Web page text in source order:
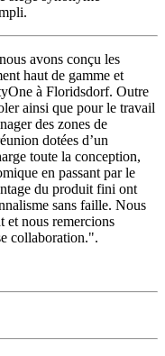
avons conçu les
haut de gamme et
à Floridsdorf. Outre
ainsi que pour le travail
des zones de
dotées d’un
toute la conception,
en passant par le
du produit fini ont
sans faille. Nous
et nous remercions
collaboration.".